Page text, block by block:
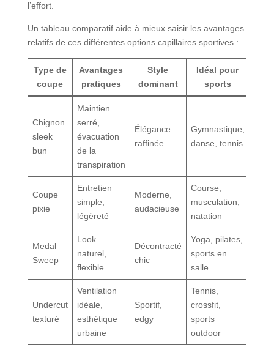
l’effort.
Un tableau comparatif aide à mieux saisir les avantages
relatifs de ces différentes options capillaires sportives :
Type de
coupe
Avantages
pratiques
Style
dominant
Idéal pour
sports
Chignon
sleek
bun
Maintien
serré,
évacuation
de la
transpiration
Élégance
raffinée
Gymnastique,
danse, tennis
Coupe
pixie
Entretien
simple,
légèreté
Moderne,
audacieuse
Course,
musculation,
natation
Medal
Sweep
Look
naturel,
flexible
Décontracté
chic
Yoga, pilates,
sports en
salle
Undercut
texturé
Ventilation
idéale,
esthétique
urbaine
Sportif,
edgy
Tennis,
crossfit,
sports
outdoor